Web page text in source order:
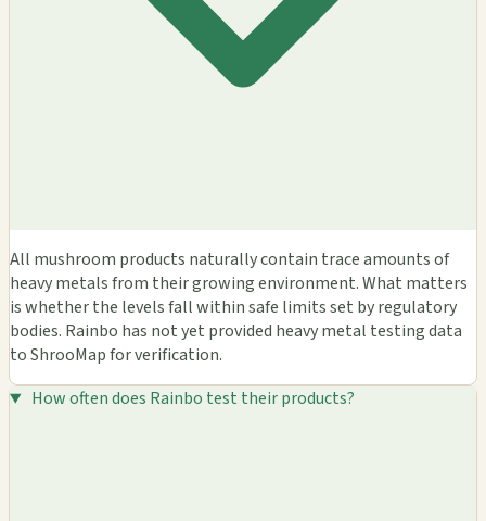
All mushroom products naturally contain trace amounts of
heavy metals from their growing environment. What matters
is whether the levels fall within safe limits set by regulatory
bodies. Rainbo has not yet provided heavy metal testing data
to ShrooMap for verification.
How often does Rainbo test their products?